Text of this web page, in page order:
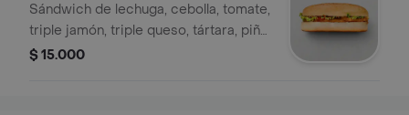
Sándwich de lechuga, cebolla, tomate,
triple jamón, triple queso, tártara, piña,
acompañado de papa francesa.
$ 15.000